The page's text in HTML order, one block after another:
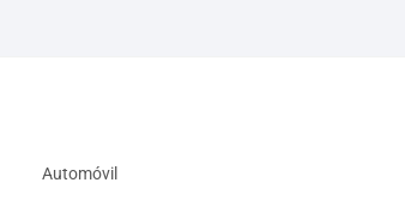
Automóvil